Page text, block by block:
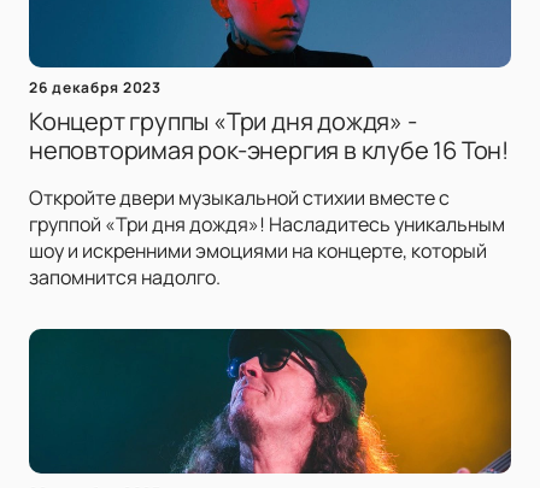
26 декабря 2023
Концерт группы «Три дня дождя» -
неповторимая рок-энергия в клубе 16 Тон!
Откройте двери музыкальной стихии вместе с
группой «Три дня дождя»! Насладитесь уникальным
шоу и искренними эмоциями на концерте, который
запомнится надолго.